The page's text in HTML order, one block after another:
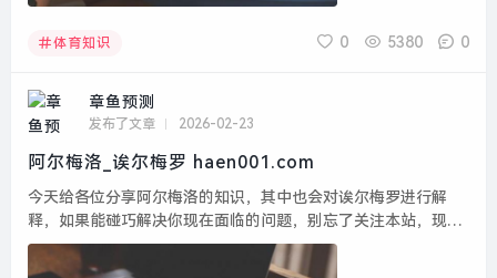
体育知识 0 5380 0
章鱼预测
发布了文章 2026-02-23
阿尔梅洛_诶尔梅罗 haen001.com
今天给各位分享阿尔梅洛的知识，其中也会对诶尔梅罗进行解
释，如果能碰巧解决你现在面临的问题，别忘了关注本站，现在
开始吧！本文目录一览： 1、实况足球2013妖人推荐及能力值介
绍,妖人足球揭秘...